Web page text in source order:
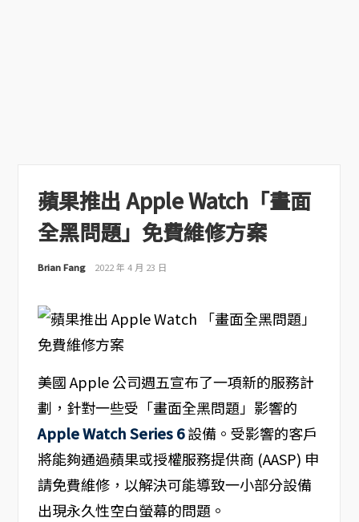
蘋果推出 Apple Watch「畫面
全黑問題」免費維修方案
Brian Fang 2022 年 4 月 23 日
美國 Apple 公司週五宣布了一項新的服務計
劃，針對一些受「畫面全黑問題」影響的
Apple Watch Series 6設備。受影響的客戶
將能夠通過蘋果或授權服務提供商 (AASP) 申
請免費維修，以解決可能導致一小部分設備
出現永久性空白螢幕的問題。